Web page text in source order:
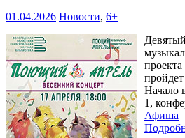
01.04.2026 Новости, 6+
Начало
1,
Афиша